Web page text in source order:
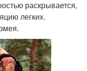
раскрывается,
легких.